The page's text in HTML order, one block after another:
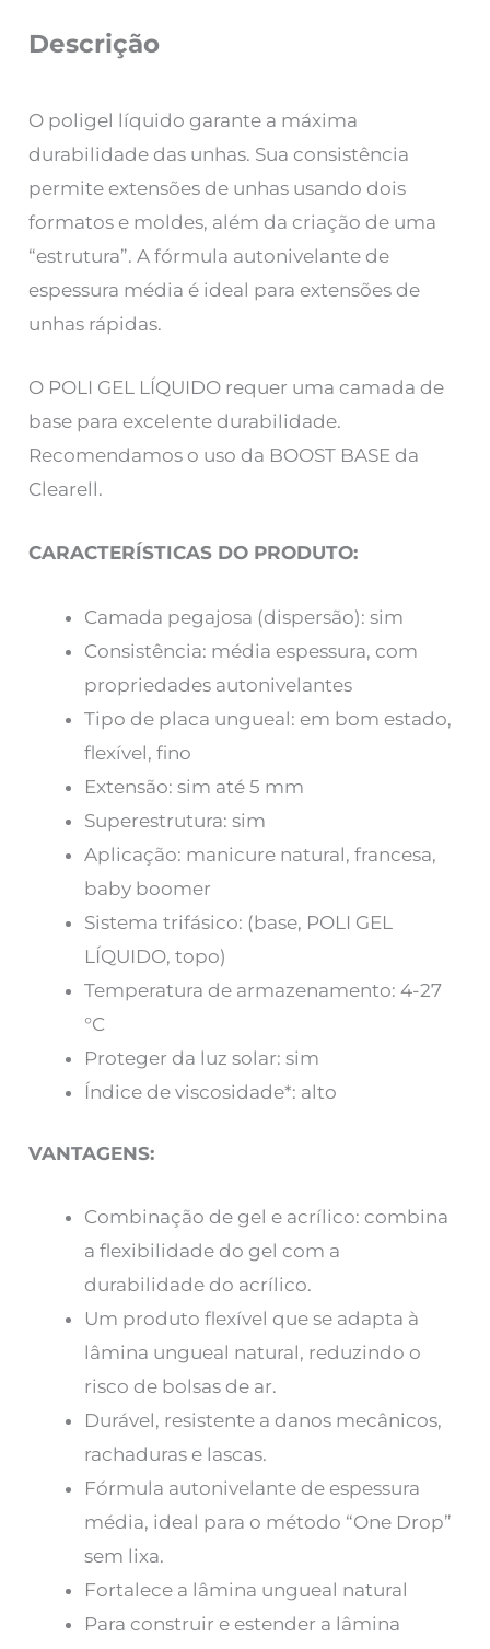
Descrição
O poligel líquido garante a máxima
durabilidade das unhas. Sua consistência
permite extensões de unhas usando dois
formatos e moldes, além da criação de uma
“estrutura”. A fórmula autonivelante de
espessura média é ideal para extensões de
unhas rápidas.
O POLI GEL LÍQUIDO requer uma camada de
base para excelente durabilidade.
Recomendamos o uso da BOOST BASE da
Clearell.
CARACTERÍSTICAS DO PRODUTO:
Camada pegajosa (dispersão): sim
Consistência: média espessura, com
propriedades autonivelantes
Tipo de placa ungueal: em bom estado,
flexível, fino
Extensão: sim até 5 mm
Superestrutura: sim
Aplicação: manicure natural, francesa,
baby boomer
Sistema trifásico: (base, POLI GEL
LÍQUIDO, topo)
Temperatura de armazenamento: 4-27
°C
Proteger da luz solar: sim
Índice de viscosidade*: alto
VANTAGENS:
Combinação de gel e acrílico: combina
a flexibilidade do gel com a
durabilidade do acrílico.
Um produto flexível que se adapta à
lâmina ungueal natural, reduzindo o
risco de bolsas de ar.
Durável, resistente a danos mecânicos,
rachaduras e lascas.
Fórmula autonivelante de espessura
média, ideal para o método “One Drop”
sem lixa.
Fortalece a lâmina ungueal natural
Para construir e estender a lâmina